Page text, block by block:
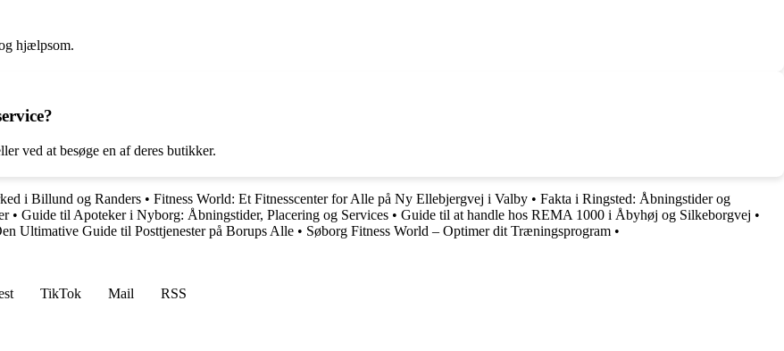
hjælpsom.
ved at besøge en af deres butikker.
i Billund og Randers • Fitness World: Et Fitnesscenter for Alle på Ny Ellebjergvej i Valby • Fakta i Ringsted: Åbningstider og
• Guide til Apoteker i Nyborg: Åbningstider, Placering og Services • Guide til at handle hos REMA 1000 i Åbyhøj og Silkeborgvej •
Ultimative Guide til Posttjenester på Borups Alle • Søborg Fitness World – Optimer dit Træningsprogram •
TikTok Mail
RSS